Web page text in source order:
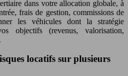
dans votre allocation globale, à
frais de gestion, commissions de
les véhicules dont la stratégie
objectifs (revenus, valorisation,
locatifs sur plusieurs